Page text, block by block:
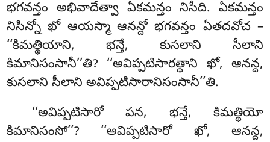
భగవన్తం అభివాదేత్వా ఏకమన్తం నిసీది. ఏకమన్తం
నిసిన్నో ఖో ఆయస్మా ఆనన్దో భగవన్తం ఏతదవోచ –
‘‘కిమత్థియాని, భన్తే, కుసలాని సీలాని
కిమానిసంసానీ’’తి? ‘‘అవిప్పటిసారత్థాని ఖో, ఆనన్ద,
కుసలాని సీలాని అవిప్పటిసారానిసంసానీ’’తి.
‘‘అవిప్పటిసారోపన, భన్తే, కిమత్థియో
కిమానిసంసో’’? ‘‘అవిప్పటిసారో ఖో, ఆనన్ద,